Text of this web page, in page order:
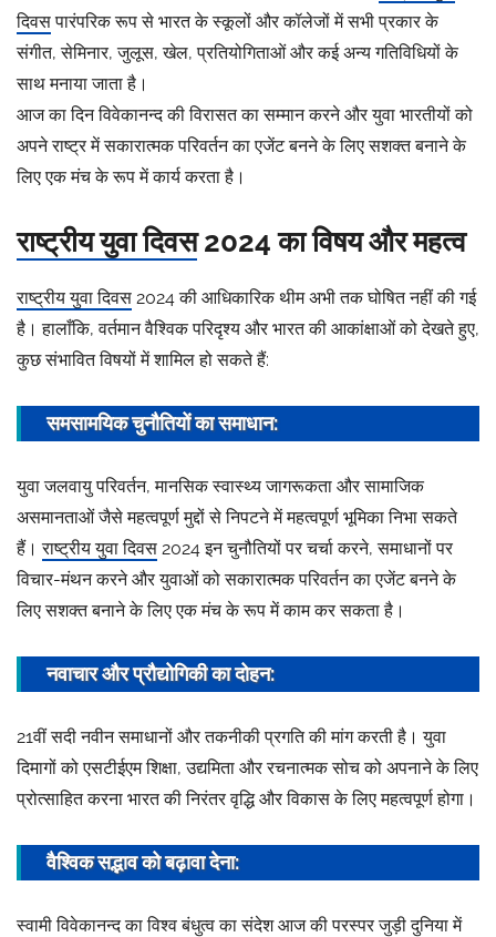
दिवसपारंपरिक रूप से भारत के स्कूलों और कॉलेजों में सभी प्रकार के
संगीत, सेमिनार, जुलूस, खेल, प्रतियोगिताओं और कई अन्य गतिविधियों के
साथ मनाया जाता है।
आज का दिन विवेकानन्द की विरासत का सम्मान करने और युवा भारतीयों को
अपने राष्ट्र में सकारात्मक परिवर्तन का एजेंट बनने के लिए सशक्त बनाने के
लिए एक मंच के रूप में कार्य करता है।
राष्ट्रीय युवा दिवस2024 का विषय और महत्व
राष्ट्रीय युवा दिवस 2024 की आधिकारिक थीम अभी तक घोषित नहीं की गई
है। हालाँकि, वर्तमान वैश्विक परिदृश्य और भारत की आकांक्षाओं को देखते हुए,
कुछ संभावित विषयों में शामिल हो सकते हैं:
समसामयिक चुनौतियों का समाधान:
युवा जलवायु परिवर्तन, मानसिक स्वास्थ्य जागरूकता और सामाजिक
असमानताओं जैसे महत्वपूर्ण मुद्दों से निपटने में महत्वपूर्ण भूमिका निभा सकते
हैं।राष्ट्रीय युवा दिवस 2024 इन चुनौतियों पर चर्चा करने, समाधानों पर
विचार-मंथन करने और युवाओं को सकारात्मक परिवर्तन का एजेंट बनने के
लिए सशक्त बनाने के लिए एक मंच के रूप में काम कर सकता है।
नवाचार और प्रौद्योगिकी का दोहन:
21वीं सदी नवीन समाधानों और तकनीकी प्रगति की मांग करती है। युवा
दिमागों को एसटीईएम शिक्षा, उद्यमिता और रचनात्मक सोच को अपनाने के लिए
प्रोत्साहित करना भारत की निरंतर वृद्धि और विकास के लिए महत्वपूर्ण होगा।
वैश्विक सद्भाव को बढ़ावा देना:
स्वामी विवेकानन्द का विश्व बंधुत्व का संदेश आज की परस्पर जुड़ी दुनिया में